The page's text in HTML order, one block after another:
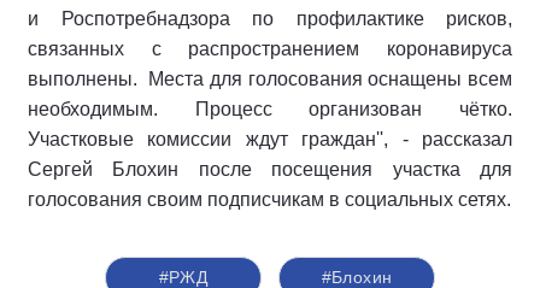
и Роспотребнадзора по профилактике рисков,
связанных с распространением коронавируса
выполнены. Места для голосования оснащены всем
необходимым. Процесс организован чётко.
Участковые комиссии ждут граждан'', - рассказал
Сергей Блохин после посещения участка для
голосования своим подписчикам в социальных сетях.
#РЖД #Блохин